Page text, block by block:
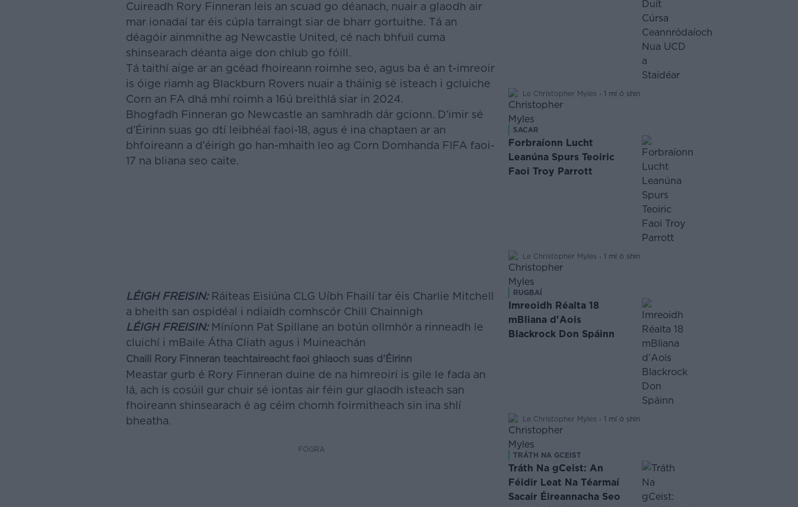
Cuireadh Rory Finneran leis an scuad go déanach, nuair a glaodh air
mar ionadaí tar éis cúpla tarraingt siar de bharr gortuithe. Tá an
déagóir ainmnithe ag Newcastle United, cé nach bhfuil cuma
shinsearach déanta aige don chlub go fóill.
Tá taithí aige ar an gcéad fhoireann roimhe seo, agus ba é an t-imreoir
is óige riamh ag Blackburn Rovers nuair a tháinig sé isteach i gcluiche
Corn an FA dhá mhí roimh a 16ú breithlá siar in 2024.
Bhogfadh Finneran go Newcastle an samhradh dár gcionn. D’imir sé
d’Éirinn suas go dtí leibhéal faoi-18, agus é ina chaptaen ar an
bhfoireann a d’éirigh go han-mhaith leo ag Corn Domhanda FIFA faoi-
17 na bliana seo caite.
LÉIGH FREISIN: Ráiteas Eisiúna CLG Uíbh Fhailí tar éis Charlie Mitchell
a bheith san ospidéal i ndiaidh comhscór Chill Chainnigh
LÉIGH FREISIN: Míníonn Pat Spillane an botún ollmhór a rinneadh le
cluichí i mBaile Átha Cliath agus i Muineachán
Chaill Rory Finneran teachtaireacht faoi ghlaoch suas d'Éirinn
Meastar gurb é Rory Finneran duine de na himreoirí is gile le fada an
lá, ach is cosúil gur chuir sé iontas air féin gur glaodh isteach san
fhoireann shinsearach é ag céim chomh foirmitheach sin ina shlí
bheatha.
FÓGRA
Le Christopher Myles · 1 mí ó shin
SACAR
Forbraíonn Lucht
Leanúna Spurs Teoiric
Faoi Troy Parrott
Le Christopher Myles · 1 mí ó shin
RUGBAÍ
Imreoidh Réalta 18
mBliana d'Aois
Blackrock Don Spáinn
Le Christopher Myles · 1 mí ó shin
TRÁTH NA GCEIST
Tráth Na gCeist: An
Féidir Leat Na Téarmaí
Sacair Éireannacha Seo